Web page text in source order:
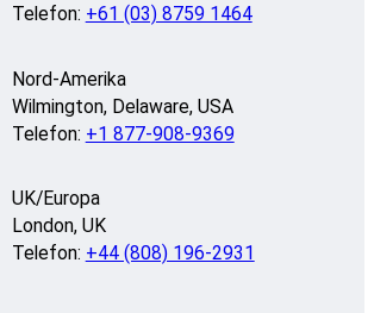
Telefon: +61 (03) 8759 1464
Nord-Amerika
Wilmington, Delaware, USA
Telefon: +1 877-908-9369
UK/Europa
London, UK
Telefon: +44 (808) 196-2931